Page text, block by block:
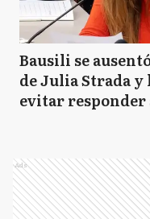
Bausili se
de Julia Strada y
evitar responder
Ads